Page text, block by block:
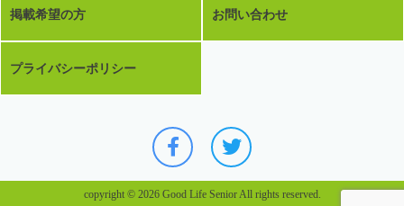
掲載希望の方 お問い合わせ
プライバシーポリシー
copyright © 2026 Good Life Senior All rights reserved.